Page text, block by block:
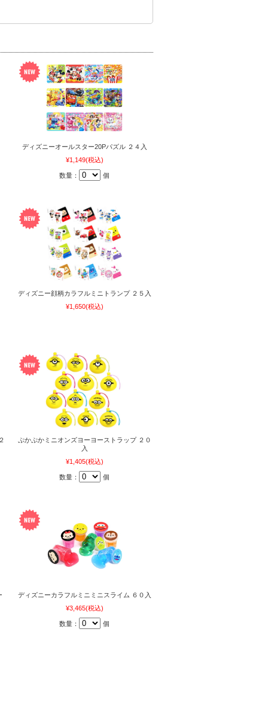
ディズニーオールスター20Pパズル ２４入
¥1,149(税込)
数量： 個
ディズニー顔柄カラフルミニトランプ ２５入
¥1,650(税込)
ぷかぷかミニオンズヨーヨーストラップ ２０
入
¥1,405(税込)
数量： 個
ディズニーカラフルミニミニスライム ６０入
¥3,465(税込)
数量： 個